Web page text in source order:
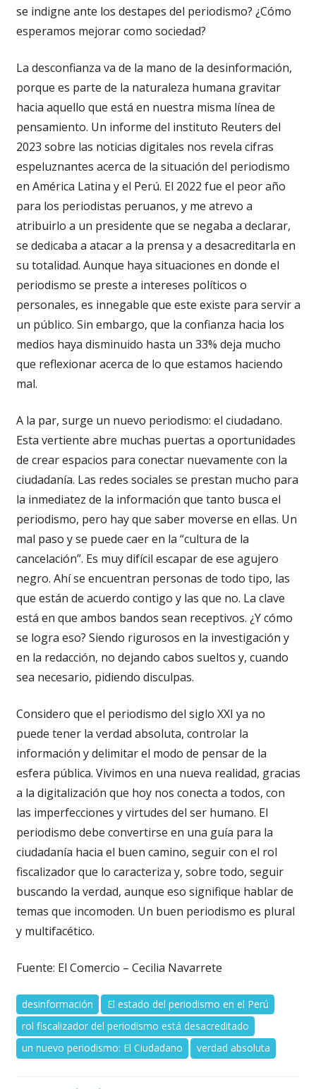
se indigne ante los destapes del periodismo? ¿Cómo
esperamos mejorar como sociedad?
La desconfianza va de la mano de la desinformación,
porque es parte de la naturaleza humana gravitar
hacia aquello que está en nuestra misma línea de
pensamiento. Un informe del instituto Reuters del
2023 sobre las noticias digitales nos revela cifras
espeluznantes acerca de la situación del periodismo
en América Latina y el Perú. El 2022 fue el peor año
para los periodistas peruanos, y me atrevo a
atribuirlo a un presidente que se negaba a declarar,
se dedicaba a atacar a la prensa y a desacreditarla en
su totalidad. Aunque haya situaciones en donde el
periodismo se preste a intereses políticos o
personales, es innegable que este existe para servir a
un público. Sin embargo, que la confianza hacia los
medios haya disminuido hasta un 33% deja mucho
que reflexionar acerca de lo que estamos haciendo
mal.
A la par, surge un nuevo periodismo: el ciudadano.
Esta vertiente abre muchas puertas a oportunidades
de crear espacios para conectar nuevamente con la
ciudadanía. Las redes sociales se prestan mucho para
la inmediatez de la información que tanto busca el
periodismo, pero hay que saber moverse en ellas. Un
mal paso y se puede caer en la “cultura de la
cancelación”. Es muy difícil escapar de ese agujero
negro. Ahí se encuentran personas de todo tipo, las
que están de acuerdo contigo y las que no. La clave
está en que ambos bandos sean receptivos. ¿Y cómo
se logra eso? Siendo rigurosos en la investigación y
en la redacción, no dejando cabos sueltos y, cuando
sea necesario, pidiendo disculpas.
Considero que el periodismo del siglo XXI ya no
puede tener la verdad absoluta, controlar la
información y delimitar el modo de pensar de la
esfera pública. Vivimos en una nueva realidad, gracias
a la digitalización que hoy nos conecta a todos, con
las imperfecciones y virtudes del ser humano. El
periodismo debe convertirse en una guía para la
ciudadanía hacia el buen camino, seguir con el rol
fiscalizador que lo caracteriza y, sobre todo, seguir
buscando la verdad, aunque eso signifique hablar de
temas que incomoden. Un buen periodismo es plural
y multifacético.
Fuente: El Comercio – Cecilia Navarrete
desinformación
El estado del periodismo en el Perú
rol fiscalizador del periodismo está desacreditado
un nuevo periodismo: El Ciudadano
verdad absoluta